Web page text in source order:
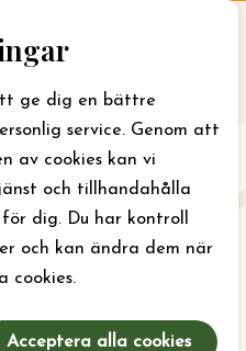
ge dig en bättre
service. Genom att
av cookies kan vi
och tillhandahålla
dig. Du har kontroll
och kan ändra dem när
cookies.
Acceptera alla cookies
Till webbansökan
jobbar med just nu
För läger kan bidrag
är det september som